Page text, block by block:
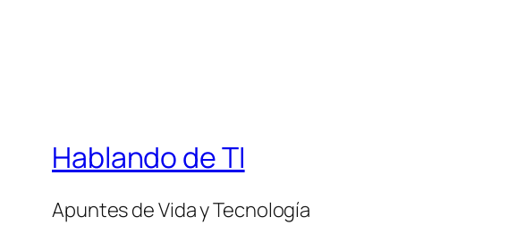
Hablando de TI
Apuntes de Vida y Tecnología